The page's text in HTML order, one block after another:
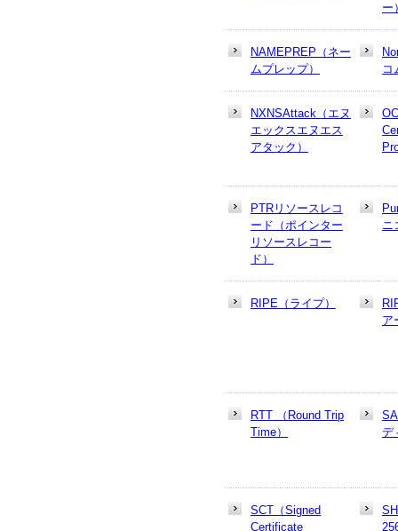
ー
NAMEPREP（ネー
ムプレップ）
コ
NXNSAttack（エヌ
エックスエヌエス
アタック）
PTRリソースレコ
ード（ポインター
リソースレコー
ド）
ニ
RIPE（ライプ）
ア
RTT （Round Trip
Time）
デ
SCT（Signed
Certificate